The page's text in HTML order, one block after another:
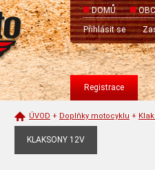
DOMŮ
Přihlásit se
Registrace
ÚVOD + Doplňky motocyklu +
KLAKSONY 12V